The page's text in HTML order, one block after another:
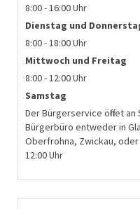
8:00 - 16:00 Uhr
Dienstag und
8:00 - 18:00 Uhr
Mittwoch und Freitag
8:00 - 12:00 Uhr
Samstag
Der Bürgerservice öffnet
Bürgerbüro entweder in
Oberfrohna, Zwickau,
12:00 Uhr